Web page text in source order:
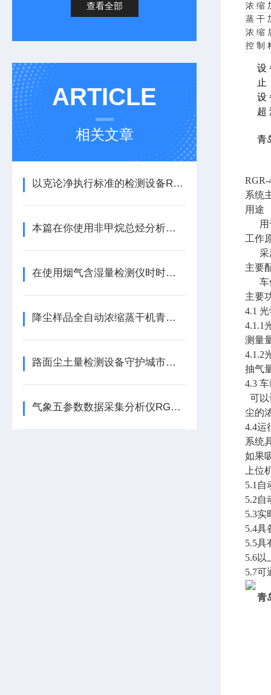
查看全部
ARTICLE
相关文章
以克论净执行标准的检测设备RGR-4
本篇在你使用非甲烷总烃分析仪之前看看准没错
在使用烟气含湿量检测仪时时要注意这些事项才行
降尘样品全自动浓缩蒸干机青岛容广现货供应
路面尘土量检测设备守护城市空气质量
气象五参数数据采集分析仪RGQX-5型
浓 缩
蒸 干
浓 缩
控 制
设
止
设
超
青
RGR-
系统
用途
工作
采
主要
车
主要
4.1
4.1.1
测量
4.1.2
抽气
4.3
可
尘的
4.4运
系统
如果
上位
5.1自
5.2自
5.3实
5.4具
5.5具
5.6以
5.7可
青